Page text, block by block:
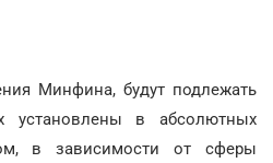
Минфина, будут подлежать
установлены в абсолютных
в зависимости от сферы